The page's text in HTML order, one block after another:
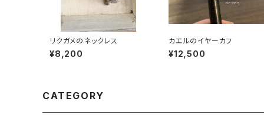
リクガメのネックレス
¥8,200
カエルのイヤーカフ
¥12,500
CATEGORY